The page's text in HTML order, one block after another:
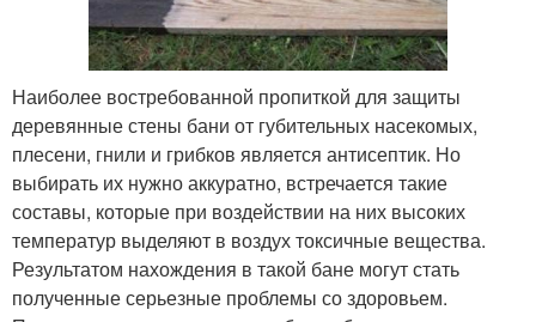
Наиболее востребованной пропиткой для защиты
деревянные стены бани от губительных насекомых,
плесени, гнили и грибков является антисептик. Но
выбирать их нужно аккуратно, встречается такие
составы, которые при воздействии на них высоких
температур выделяют в воздух токсичные вещества.
Результатом нахождения в такой бане могут стать
полученные серьезные проблемы со здоровьем.